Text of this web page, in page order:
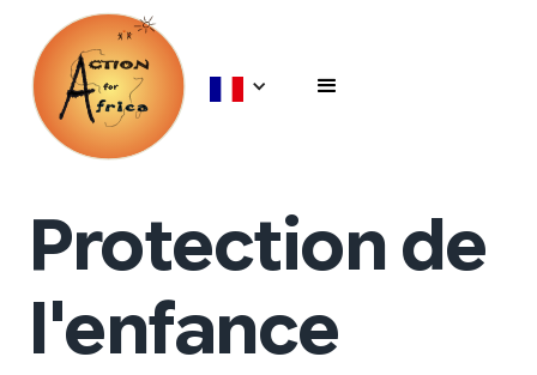
Protection de
l'enfance